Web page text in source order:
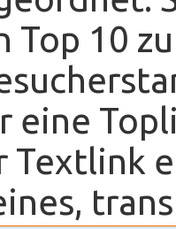
Top 10
eine
Textlink